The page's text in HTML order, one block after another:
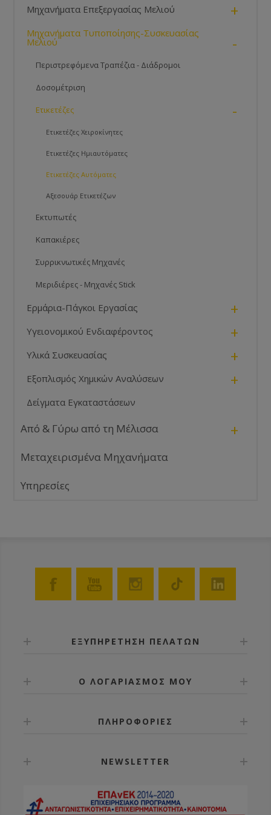
Μηχανήματα Επεξεργασίας Μελιού +
Μηχανήματα Τυποποίησης-Συσκευασίας
Μελιού -
Περιστρεφόμενα Τραπέζια - Διάδρομοι
Δοσομέτριση
Ετικετέζες -
Ετικετέζες Χειροκίνητες
Ετικετέζες Ημιαυτόματες
Ετικετέζες Αυτόματες
Αξεσουάρ Ετικετέζων
Εκτυπωτές
Καπακιέρες
Συρρικνωτικές Μηχανές
Μεριδιέρες - Μηχανές Stick
Ερμάρια-Πάγκοι Εργασίας +
Υγειονομικού Ενδιαφέροντος +
Υλικά Συσκευασίας +
Εξοπλισμός Χημικών Αναλύσεων +
Δείγματα Εγκαταστάσεων
Από & Γύρω από τη Μέλισσα +
Μεταχειρισμένα Μηχανήματα
Υπηρεσίες
ΕΞΥΠΗΡΕΤΗΣΗ ΠΕΛΑΤΩΝ
Ο ΛΟΓΑΡΙΑΣΜΟΣ ΜΟΥ
ΠΛΗΡΟΦΟΡΙΕΣ
NEWSLETTER